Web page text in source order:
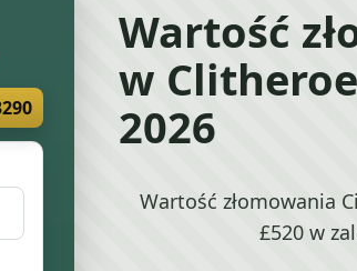
Wartość
w
2026
Wartość złomowania
£520 w